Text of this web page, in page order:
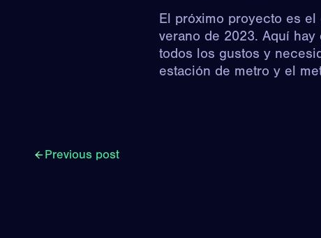
El próximo proyecto es el
verano de 2023. Aquí
todos los gustos y
estación de metro y el
Previous post